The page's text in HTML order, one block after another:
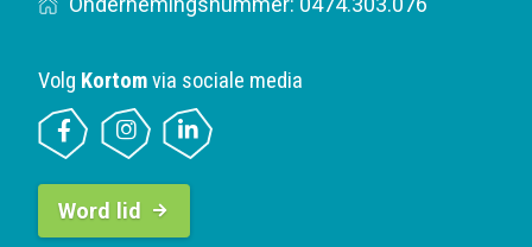
Volg Kortomvia sociale media
B
Word lid